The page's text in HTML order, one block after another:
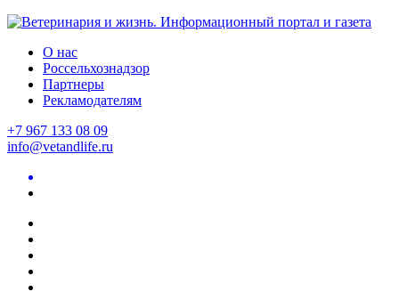
О нас
Россельхознадзор
Партнеры
Рекламодателям
+7 967 133 08 09
info@vetandlife.ru